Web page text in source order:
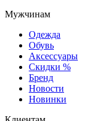
Мужчинам
Одежда
Обувь
Аксессуары
Скидки %
Бренд
Новости
Новинки